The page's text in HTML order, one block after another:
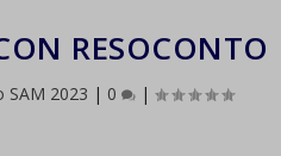
RESOCONTO
SAM 2023 | 0 |